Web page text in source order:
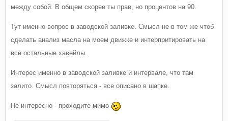
между собой. В общем скорее ты прав, но процентов на 90.
Тут именно вопрос в заводской заливке. Смысл не в том же чтоб
сделать анализ масла на моем движке и интерпритировать на
все остальные хавейлы.
Интерес именно в заводской заливке и интервале, что там
залито. Смысл повторяться - все описано в шапке.
Не интересно - проходите мимо